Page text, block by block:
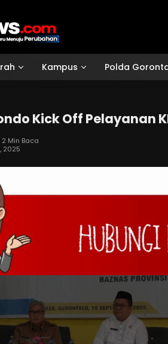
Kampus Polda
Kick Off Pelayanan
2 Min Baca
2025